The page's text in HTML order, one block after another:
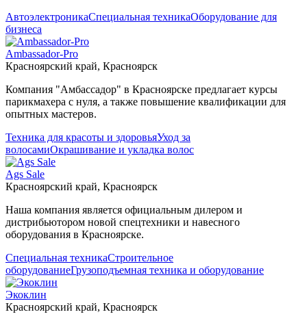
АвтоэлектроникаСпециальная техникаОборудование для
бизнеса
Ambassador-Pro
Красноярский край, Красноярск
Компания "Амбассадор" в Красноярске предлагает курсы
парикмахера с нуля, а также повышение квалификации для
опытных мастеров.
Техника для красоты и здоровьяУход за
волосамиОкрашивание и укладка волос
Ags Sale
Красноярский край, Красноярск
Наша компания является официальным дилером и
дистрибьютором новой спецтехники и навесного
оборудования в Красноярске.
Специальная техникаСтроительное
оборудованиеГрузоподъемная техника и оборудование
Экоклин
Красноярский край, Красноярск